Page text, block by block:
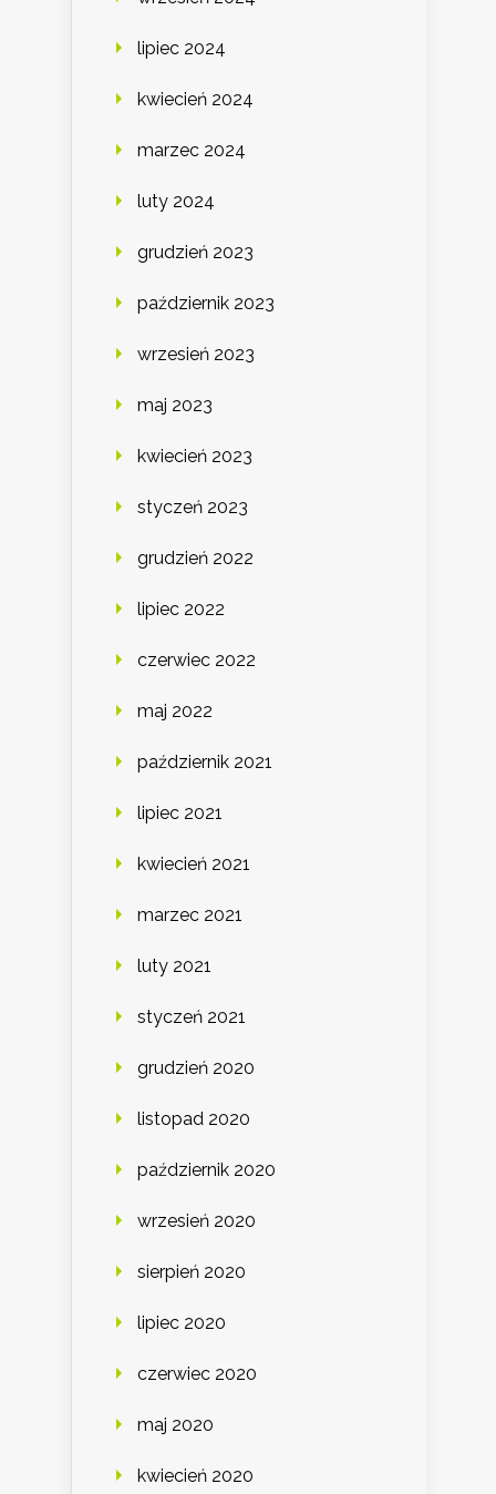
lipiec 2024
kwiecień 2024
marzec 2024
luty 2024
grudzień 2023
październik 2023
wrzesień 2023
maj 2023
kwiecień 2023
styczeń 2023
grudzień 2022
lipiec 2022
czerwiec 2022
maj 2022
październik 2021
lipiec 2021
kwiecień 2021
marzec 2021
luty 2021
styczeń 2021
grudzień 2020
listopad 2020
październik 2020
wrzesień 2020
sierpień 2020
lipiec 2020
czerwiec 2020
maj 2020
kwiecień 2020